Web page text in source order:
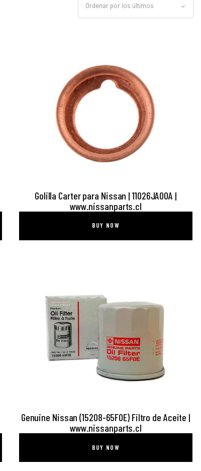
Golilla Carter para Nissan | 11026JA00A |
www.nissanparts.cl
BUY NOW
Genuine Nissan (15208-65F0E) Filtro de Aceite |
www.nissanparts.cl
BUY NOW